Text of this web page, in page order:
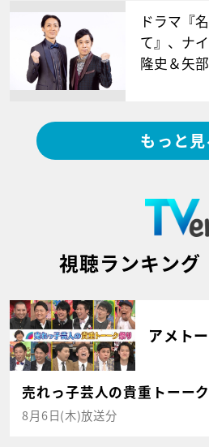
ドラマ『
て』、ナ
隆史＆矢
もっと見
視聴ランキング
アメト
売れっ子芸人の貴重トーー
8月6日(木)放送分